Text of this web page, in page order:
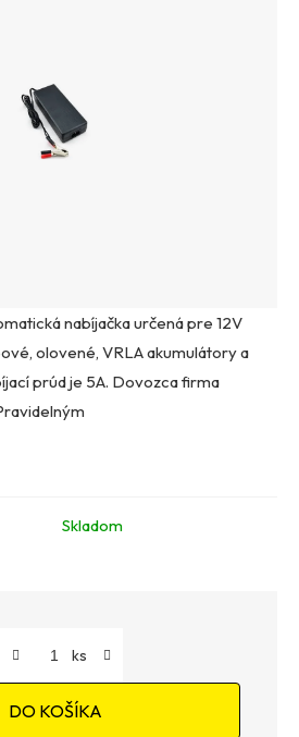
nabíjačka určená pre 12V
olovené, VRLA akumulátory a
prúd je 5A. Dovozca firma
Skladom
DO KOŠÍKA